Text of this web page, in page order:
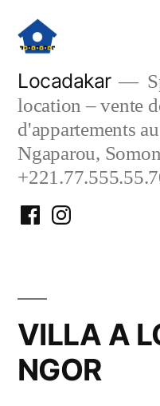
contenu
Locadakar
location – vente
d'appartements
Ngaparou,
FacebookInstagram
VILLA A
NGOR